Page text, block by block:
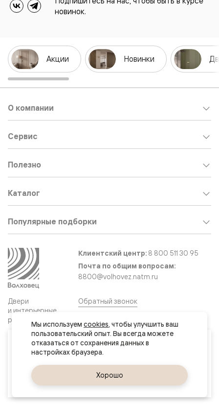
Ваш город
новинок.
Акции Новинки
Двери
и интерьерные
решения
О компании
Сервис
Полезно
Каталог
Популярные подборки
Клиентский центр: 8 800 511 30 95
Почта по общим вопросам:
8800@volhovez.natm.ru
Обратный звонок
Сайт не является публичной офертой
Правовая информация
Дизайн сайта совместно с агентством
Супрематика
Мы используем cookies, чтобы улучшить ваш
пользовательский опыт. Вы всегда можете
отказаться от сохранения данных в
Хорошо